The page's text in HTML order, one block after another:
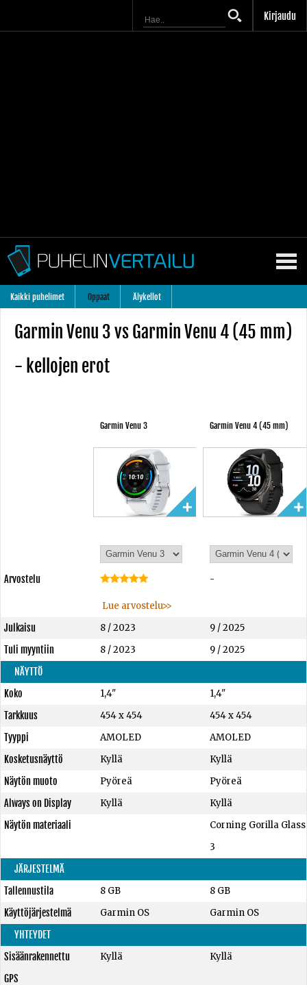
Kirjaudu
Kaikki puhelimet Oppaat Älykellot
Garmin Venu 3 vs Garmin Venu 4 (45 mm)
- kellojen erot
Garmin Venu 3 Garmin Venu 4 (45 mm)
Arvostelu
Lue arvostelu>>
-
Julkaisu 8 / 2023
9 / 2025
Tuli myyntiin
8 / 2023
9 / 2025
NÄYTTÖ
Koko
1,4"
1,4"
Tarkkuus
454 x 454
454 x 454
Tyyppi
AMOLED
AMOLED
Kosketusnäyttö
Kyllä
Kyllä
Näytön muoto
Pyöreä
Pyöreä
Always on Display
Kyllä
Kyllä
Näytön materiaali
Corning Gorilla Glass
3
JÄRJESTELMÄ
Tallennustila
8 GB
8 GB
Käyttöjärjestelmä
Garmin OS
Garmin OS
YHTEYDET
Sisäänrakennettu
GPS
Kyllä Kyllä